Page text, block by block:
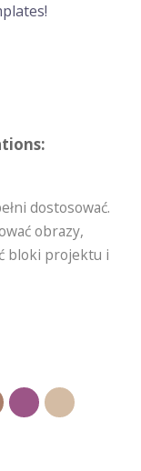
dostosować.
obrazy,
bloki projektu i